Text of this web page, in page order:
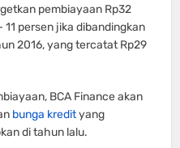
pembiayaan Rp32
persen jika dibandingkan
2016, yang tercatat Rp29
BCA Finance akan
bunga kredityang
di tahun lalu.